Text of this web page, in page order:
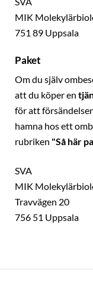
MIK
751 89 Uppsala
Paket
Om du själv
att du köper en
för att
hamna hos ett
rubriken "Så här
SVA
MIK
Travvägen 20
756 51 Uppsala